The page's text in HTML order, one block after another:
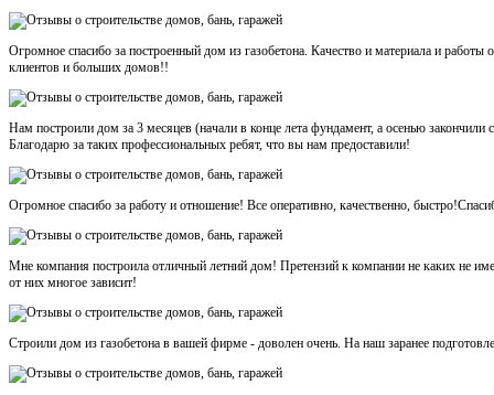
Огромное спасибо за построенный дом из газобетона. Качество и материала и
клиентов и больших домов!!
Нам построили дом за 3 месяцев (начали в конце лета фундамент, а осенью
Благодарю за таких профессиональных ребят, что вы нам предоставили!
Огромное спасибо за работу и отношение! Все оперативно, качественно,
Мне компания построила отличный летний дом! Претензий к компании не каких не
от них многое зависит!
Строили дом из газобетона в вашей фирме - доволен очень. На наш заранее